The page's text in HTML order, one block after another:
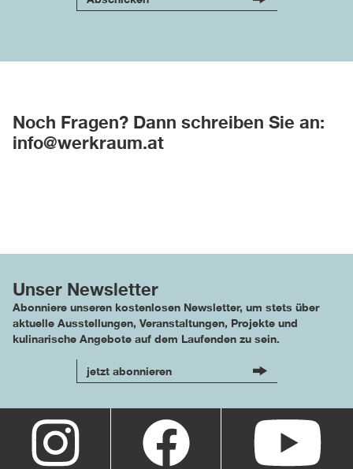
Noch Fragen? Dann schreiben Sie an:
info@werkraum.at
Unser Newsletter
Abonniere unseren kostenlosen Newsletter, um stets über
aktuelle Ausstellungen, Veranstaltungen, Projekte und
kulinarische Angebote auf dem Laufenden zu sein.
jetzt abonnieren